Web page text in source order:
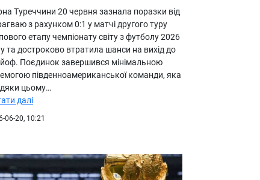
Туреччини 20 червня зазнала поразки від
з рахунком 0:1 у матчі другого туру
етапу чемпіонату світу з футболу 2026
та достроково втратила шанси на вихід до
Поєдинок завершився мінімальною
південноамериканської команди, яка
цьому…
далі
06-20, 10:21